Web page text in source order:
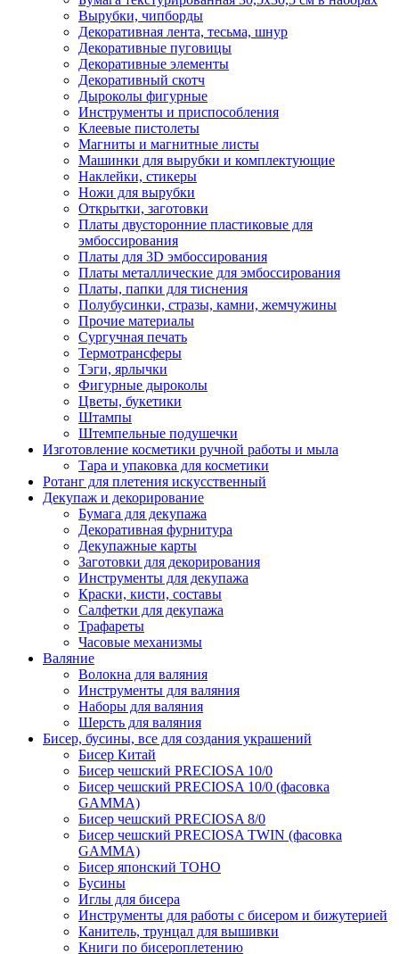
Вырубки, чипборды
Декоративная лента, тесьма, шнур
Декоративные пуговицы
Декоративные элементы
Декоративный скотч
Дыроколы фигурные
Инструменты и приспособления
Клеевые пистолеты
Магниты и магнитные листы
Машинки для вырубки и комплектующие
Наклейки, стикеры
Ножи для вырубки
Открытки, заготовки
Платы двусторонние пластиковые для
эмбоссирования
Платы для 3D эмбоссирования
Платы металлические для эмбоссирования
Платы, папки для тиснения
Полубусинки, стразы, камни, жемчужины
Прочие материалы
Сургучная печать
Термотрансферы
Тэги, ярлычки
Фигурные дыроколы
Цветы, букетики
Штампы
Штемпельные подушечки
Изготовление косметики ручной работы и мыла
Тара и упаковка для косметики
Ротанг для плетения искусственный
Декупаж и декорирование
Бумага для декупажа
Декоративная фурнитура
Декупажные карты
Заготовки для декорирования
Инструменты для декупажа
Краски, кисти, составы
Салфетки для декупажа
Трафареты
Часовые механизмы
Валяние
Волокна для валяния
Инструменты для валяния
Наборы для валяния
Шерсть для валяния
Бисер, бусины, все для создания украшений
Бисер Китай
Бисер чешский PRECIOSA 10/0
Бисер чешский PRECIOSA 10/0 (фасовка
GAMMA)
Бисер чешский PRECIOSA 8/0
Бисер чешский PRECIOSA TWIN (фасовка
GAMMA)
Бисер японский TOHO
Бусины
Иглы для бисера
Инструменты для работы с бисером и бижутерией
Канитель, трунцал для вышивки
Книги по бисероплетению